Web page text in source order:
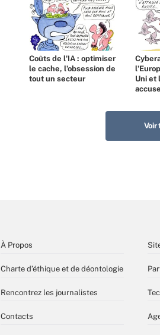
Coûts de l'IA : optimiser
le cache, l’obsession de
tout un secteur
Uni et
Voir
À Propos
Charte d’éthique et de déontologie
Rencontrez les journalistes
Contacts